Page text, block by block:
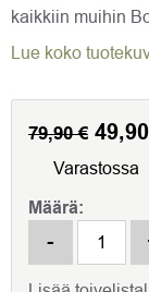
kaikkiin muihin
Lue koko
79,90€
hinta
79,90
Varastossa
Määrä:
4 Ah
-